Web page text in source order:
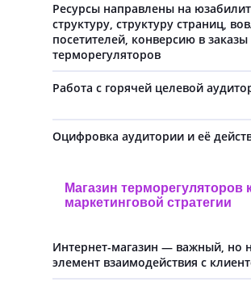
Ресурсы направлены на
структуру, структуру страниц,
посетителей, конверсию в заказы
терморегуляторов
Работа с горячей целевой
Оцифровка аудитории и её
Магазин терморегуляторов
маркетинговой стратегии
Интернет-магазин — важный, но
элемент взаимодействия с